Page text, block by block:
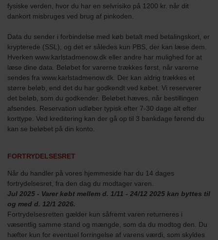
fysiske verden, hvor du har en selvrisiko på 1200 kr. når dit
dankort misbruges ved brug af pinkoden.
Data du sender i forbindelse med køb betalt med betalingskort, er
krypterede (SSL), og det er således kun PBS, der kan læse dem.
Hverken www.karlstadmenow.dk eller andre har mulighed for at
læse dine data. Beløbet for varerne trækkes først, når varerne
sendes fra www.karlstadmenow.dk. Der kan aldrig trækkes et
større beløb, end det du har godkendt ved købet. Vi reserverer
det beløb, som du godkender. Beløbet hæves, når bestillingen
afsendes. Reservation udløber typisk efter 7-30 dage alt efter
korttype. Ved kreditering kan der gå op til 3 bankdage førend du
kan se beløbet på din konto.
FORTRYDELSESRET
Når du handler på vores hjemmeside har du 14 dages
fortrydelsesret, fra den dag du modtager varen.
Jul 2025 - Varer købt mellem d. 1/11 - 24/12 2025 kan byttes til
og med d. 12/1 2026.
Fortrydelsesretten gælder kun såfremt varen returneres i
væsentlig samme stand og mængde, som da du modtog den. Du
hæfter kun for eventuel forringelse af varens værdi, som skyldes